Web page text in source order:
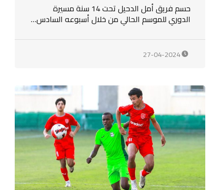
حسم فريق أمل الدحيل تحت 14 سنة مسيرة
الدوري للموسم الحالي من خلال أسبوعه السادس…
27-04-2024